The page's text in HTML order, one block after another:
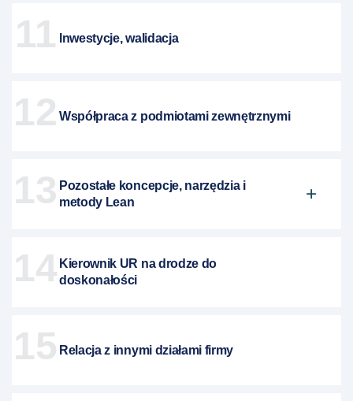
11 Inwestycje, walidacja
12 Współpraca z podmiotami zewnętrznymi
13 Pozostałe koncepcje, narzędzia i
metody Lean
14 Kierownik UR na drodze do
doskonałości
15 Relacja z innymi działami firmy